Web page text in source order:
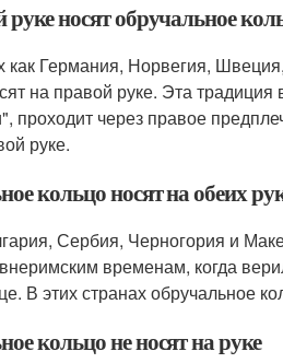
носят обручальное
как Германия, Норвегия,
на правой руке. Эта
проходит через правое
руке.
кольцо носят на обеих
Сербия, Черногория и
временам, когда
В этих странах обручальное
кольцо не носят на руке